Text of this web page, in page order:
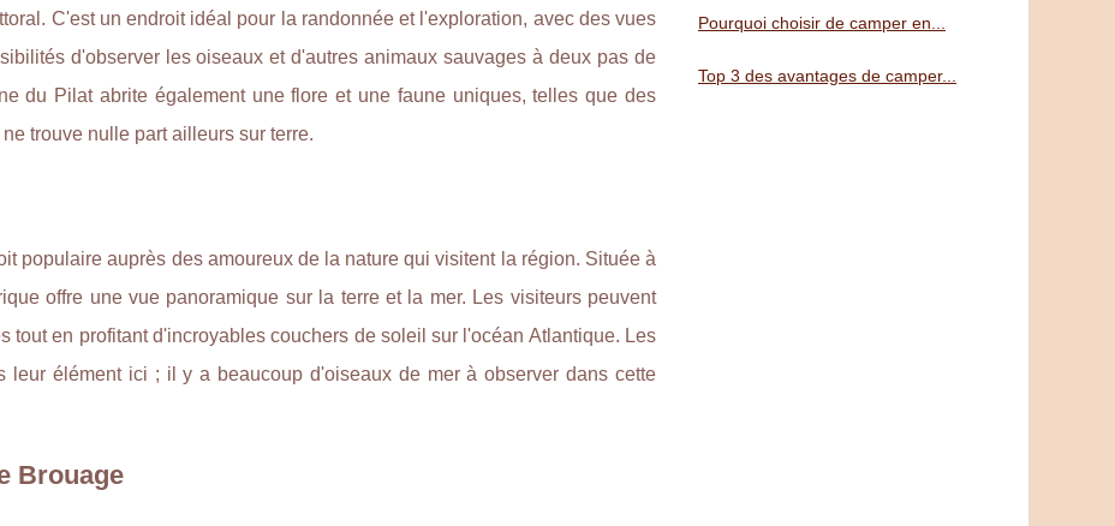
C'est un endroit idéal pour la randonnée et l'exploration, avec des vues
d'observer les oiseaux et d'autres animaux sauvages à deux pas de
du Pilat abrite également une flore et une faune uniques, telles que des
trouve nulle part ailleurs sur terre.
populaire auprès des amoureux de la nature qui visitent la région. Située à
offre une vue panoramique sur la terre et la mer. Les visiteurs peuvent
tout en profitant d'incroyables couchers de soleil sur l'océan Atlantique. Les
leur élément ici ; il y a beaucoup d'oiseaux de mer à observer dans cette
Brouage
Pourquoi choisir de camper en...
Top 3 des avantages de camper...